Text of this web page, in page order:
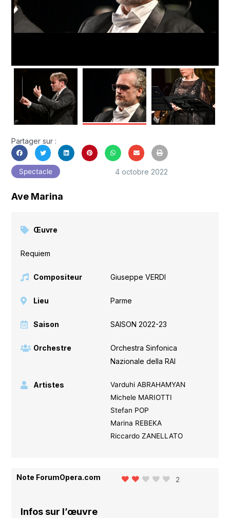
Partager sur :
Spectacle 4 octobre 2022
Ave Marina
Œuvre
Requiem
Compositeur Giuseppe VERDI
Lieu Parme
Saison SAISON 2022-23
Orchestre
Orchestra Sinfonica
Nazionale della RAI
Artistes
Varduhi ABRAHAMYAN
Michele MARIOTTI
Stefan POP
Marina REBEKA
Riccardo ZANELLATO
Note ForumOpera.com 2
Infos sur l’œuvre